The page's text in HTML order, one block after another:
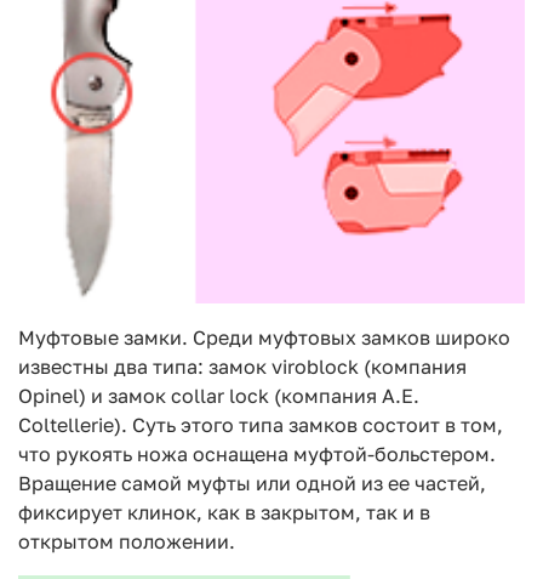
Муфтовые замки. Среди муфтовых замков широко
известны два типа: замок viroblock (компания
Opinel) и замок collar lock (компания A.E.
Coltellerie). Суть этого типа замков состоит в том,
что рукоять ножа оснащена муфтой-больстером.
Вращение самой муфты или одной из ее частей,
фиксирует клинок, как в закрытом, так и в
открытом положении.